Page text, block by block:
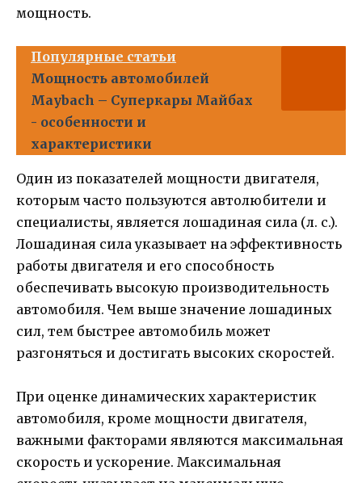
мощность.
Популярные статьи
Мощность автомобилей
Maybach – Суперкары Майбах
- особенности и
характеристики
Один из показателей мощности двигателя,
которым часто пользуются автолюбители и
специалисты, является лошадиная сила (л. с.).
Лошадиная сила указывает на эффективность
работы двигателя и его способность
обеспечивать высокую производительность
автомобиля. Чем выше значение лошадиных
сил, тем быстрее автомобиль может
разгоняться и достигать высоких скоростей.
При оценке динамических характеристик
автомобиля, кроме мощности двигателя,
важными факторами являются максимальная
скорость и ускорение. Максимальная